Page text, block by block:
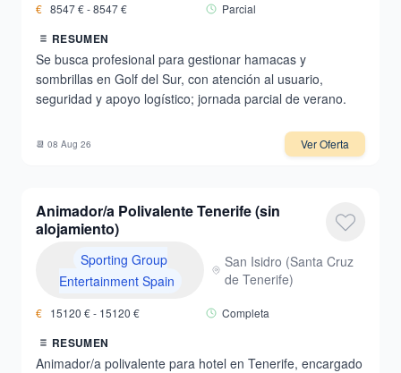
€ 8547€ -8547€ Parcial
RESUMEN
Se busca profesional para gestionar hamacas y
sombrillas en Golf del Sur, con atención al usuario,
seguridad y apoyo logístico; jornada parcial de verano.
📆 08 Aug 26 Ver Oferta
Animador/a Polivalente Tenerife (sin
alojamiento)
Sporting Group
Entertainment Spain
San Isidro (Santa Cruz
de Tenerife)
€ 15120 € - 15120 € Completa
RESUMEN
Animador/a polivalente para hotel en Tenerife, encargado